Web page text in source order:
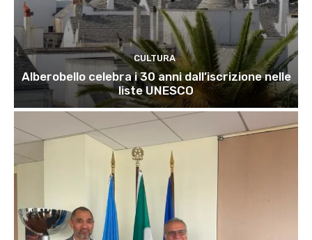
CULTURA
Alberobello celebra i 30 anni dall’iscrizione nelle
liste UNESCO